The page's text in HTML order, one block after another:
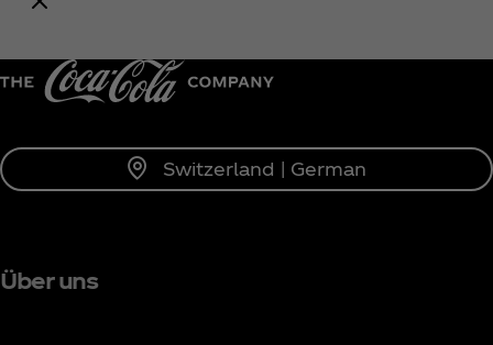
Switzerland | German
Über uns